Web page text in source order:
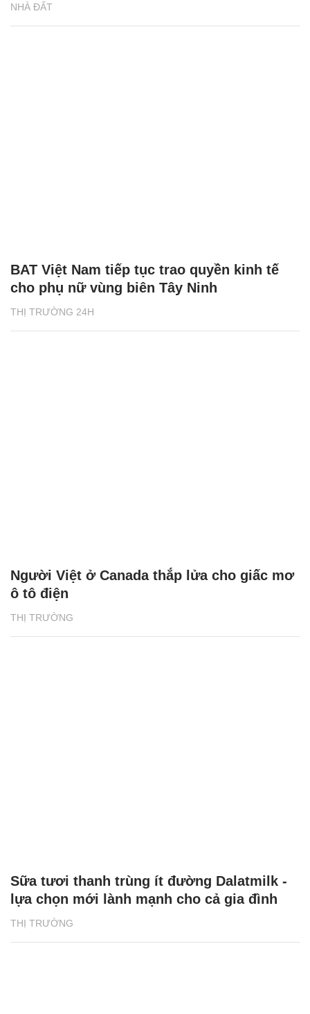
NHÀ ĐẤT
THỊ TRƯỜNG 24H
BAT Việt Nam tiếp tục trao quyền kinh tế
cho phụ nữ vùng biên Tây Ninh
THỊ TRƯỜNG
Người Việt ở Canada thắp lửa cho giấc mơ
ô tô điện
THỊ TRƯỜNG
Sữa tươi thanh trùng ít đường Dalatmilk -
lựa chọn mới lành mạnh cho cả gia đình